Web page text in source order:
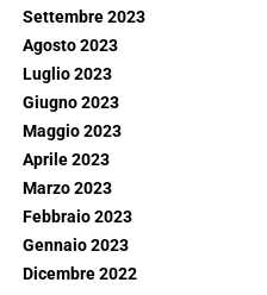
Settembre 2023
Agosto 2023
Luglio 2023
Giugno 2023
Maggio 2023
Aprile 2023
Marzo 2023
Febbraio 2023
Gennaio 2023
Dicembre 2022